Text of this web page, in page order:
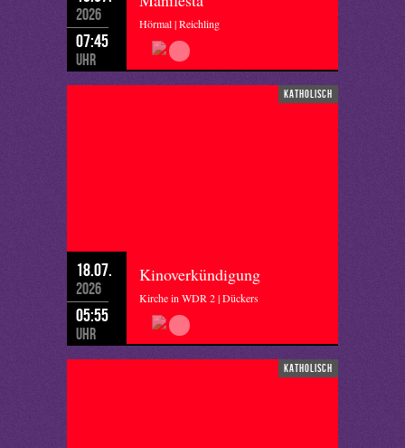
2026
07:45
Uhr
Hörmal | Reichling
katholisch
18.07.
2026
05:55
Uhr
Kinoverkündigung
Kirche in WDR 2 | Dückers
katholisch